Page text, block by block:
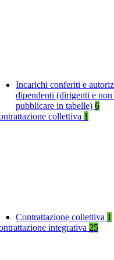
Incarichi conferiti e
dipendenti (dirigenti e
pubblicare in tabelle) 6
collettiva 1
Contrattazione collettiva 1
integrativa 25